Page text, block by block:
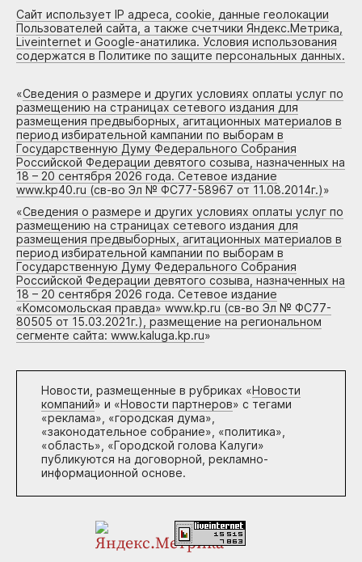
Сайт использует IP адреса, cookie, данные геолокации
Пользователей сайта, а также счетчики Яндекс.Метрика,
Liveinternet и Google-анатилика. Условия использования
содержатся в Политике по защите персональных данных.
«Сведения о размере и других условиях оплаты услуг по
размещению на страницах сетевого издания для
размещения предвыборных, агитационных материалов в
период избирательной кампании по выборам в
Государственную Думу Федерального Собрания
Российской Федерации девятого созыва, назначенных на
18 – 20 сентября 2026 года. Сетевое издание
www.kp40.ru (св-во Эл № ФС77-58967 от 11.08.2014г.)»
«Сведения о размере и других условиях оплаты услуг по
размещению на страницах сетевого издания для
размещения предвыборных, агитационных материалов в
период избирательной кампании по выборам в
Государственную Думу Федерального Собрания
Российской Федерации девятого созыва, назначенных на
18 – 20 сентября 2026 года. Сетевое издание
«Комсомольская правда» www.kp.ru (св-во Эл № ФС77-
80505 от 15.03.2021г.), размещение на региональном
сегменте сайта: www.kaluga.kp.ru»
Новости, размещенные в рубриках «Новости
компаний» и «Новости партнеров» с тегами
«реклама», «городская дума»,
«законодательное собрание», «политика»,
«область», «Городской голова Калуги»
публикуются на договорной, рекламно-
информационной основе.